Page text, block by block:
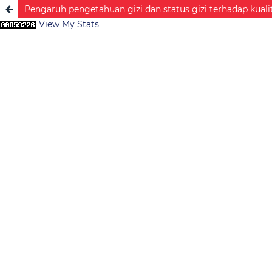
Pengaruh pengetahuan gizi dan status gizi terhadap
View My Stats